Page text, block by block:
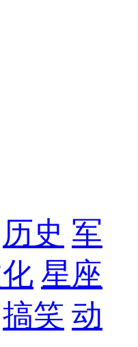
历史 军
星座
搞笑 动